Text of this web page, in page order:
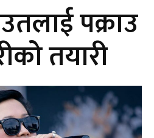
पक्राउ
तयारी